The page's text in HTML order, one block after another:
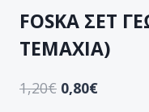
FOSKA ΣΕΤ
ΤΕΜΑΧΙΑ)
1,20€ 0,80€